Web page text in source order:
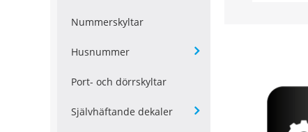
Nummerskyltar
Husnummer
Port- och dörrskyltar
Självhäftande dekaler